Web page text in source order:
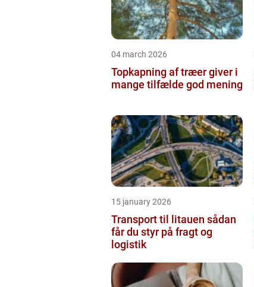
04 march 2026
Topkapning af træer giver i
mange tilfælde god mening
15 january 2026
Transport til litauen sådan
får du styr på fragt og
logistik